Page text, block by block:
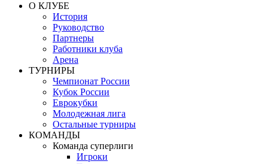
О КЛУБЕ
История
Руководство
Партнеры
Работники клуба
Арена
ТУРНИРЫ
Чемпионат России
Кубок России
Еврокубки
Молодежная лига
Остальные турниры
КОМАНДЫ
Команда суперлиги
Игроки